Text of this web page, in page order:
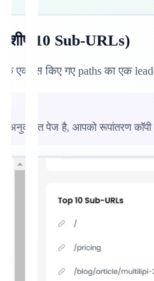
10 Sub-URLs)
एक्सेस किए गए paths का एक
अनुवादित पेज है, आपको रूपांतरण कॉपी